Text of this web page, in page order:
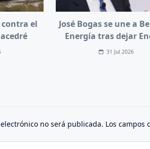
contra el
José Bogas se une a
Energía tras dejar
31 Jul 2026
no será publicada. Los campos